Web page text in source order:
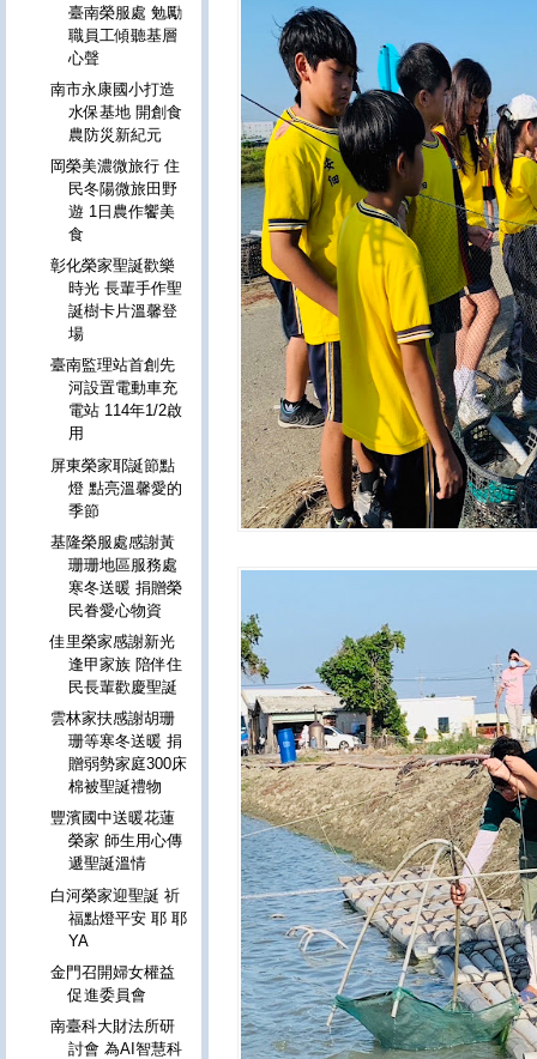
臺南榮服處 勉勵
職員工傾聽基層
心聲
南市永康國小打造
水保基地 開創食
農防災新紀元
岡榮美濃微旅行 住
民冬陽微旅田野
遊 1日農作饗美
食
彰化榮家聖誕歡樂
時光 長輩手作聖
誕樹卡片溫馨登
場
臺南監理站首創先
河設置電動車充
電站 114年1/2啟
用
屏東榮家耶誕節點
燈 點亮溫馨愛的
季節
基隆榮服處感謝黃
珊珊地區服務處
寒冬送暖 捐贈榮
民眷愛心物資
佳里榮家感謝新光
逢甲家族 陪伴住
民長輩歡慶聖誕
雲林家扶感謝胡珊
珊等寒冬送暖 捐
贈弱勢家庭300床
棉被聖誕禮物
豐濱國中送暖花蓮
榮家 師生用心傳
遞聖誕溫情
白河榮家迎聖誕 祈
福點燈平安 耶 耶
YA
金門召開婦女權益
促進委員會
南臺科大財法所研
討會 為AI智慧科